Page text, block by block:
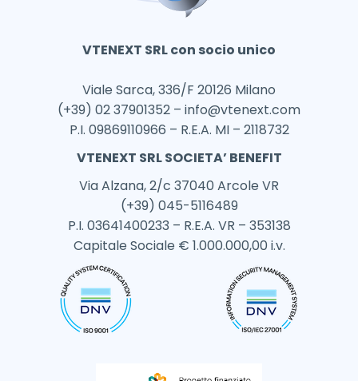
VTENEXT SRL con socio unico
Viale Sarca, 336/F 20126 Milano
(+39) 02 37901352 – info@vtenext.com
P.I. 09869110966 – R.E.A. MI – 2118732
VTENEXT SRL SOCIETA’ BENEFIT
Via Alzana, 2/c 37040 Arcole VR
(+39) 045-5116489
P.I. 03641400233 – R.E.A. VR – 353138
Capitale Sociale € 1.000.000,00 i.v.